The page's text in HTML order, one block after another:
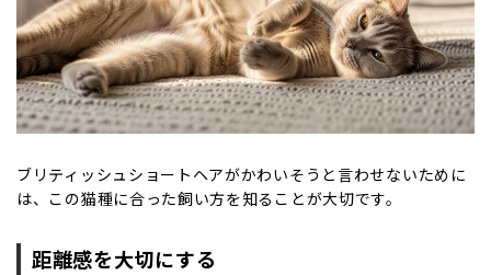
ブリティッシュショートヘアがかわいそうと言わせないために
は、この猫種に合った飼い方を知ることが大切です。
距離感を大切にする